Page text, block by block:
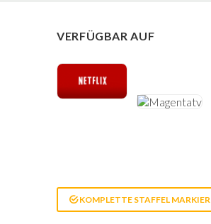
VERFÜGBAR AUF
KOMPLETTE STAFFEL